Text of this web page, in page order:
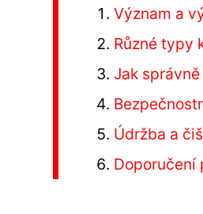
Význam a
Různé typy
Jak
Údržba a
Doporučení